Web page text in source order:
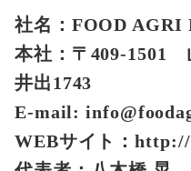
社名：FOOD AGRI
本社：〒409-1501
井出1743
E-mail:
WEBサイト：